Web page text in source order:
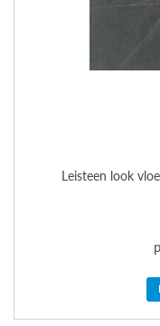
Leisteen look